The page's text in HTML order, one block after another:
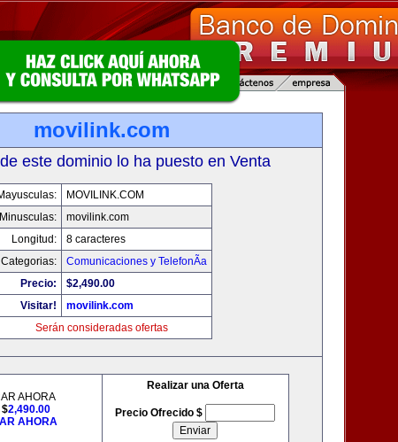
movilink.com
este dominio lo ha puesto en Venta
MOVILINK.COM
Minusculas:
movilink.com
Longitud:
8 caracteres
Categorias:
Comunicaciones y TelefonÃ­a
Precio:
$2,490.00
Visitar!
movilink.com
Serán consideradas ofertas
AHORA
$2,490.00
AHORA
Realizar una Oferta
Precio Ofrecido $